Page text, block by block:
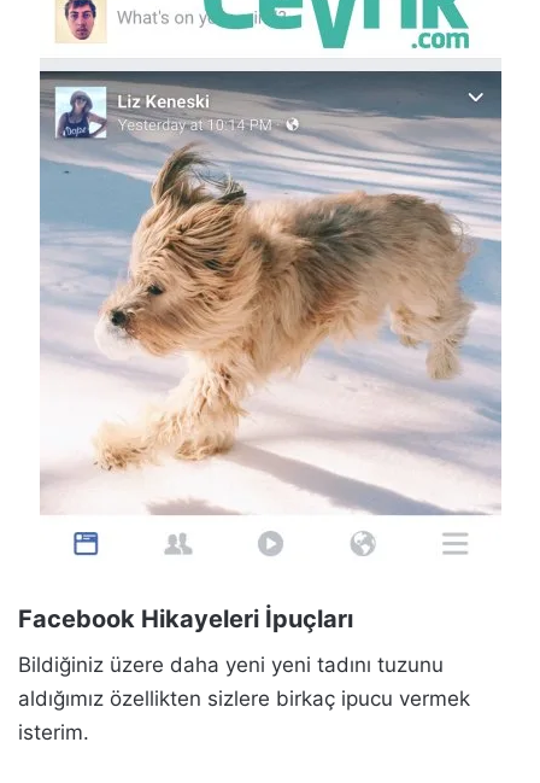
Facebook Hikayeleri İpuçları
Bildiğiniz üzere daha yeni yeni tadını tuzunu
aldığımız özellikten sizlere birkaç ipucu vermek
isterim.